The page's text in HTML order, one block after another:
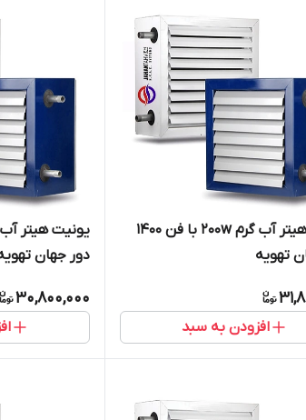
یونیت هیتر آب گرم 200w با فن 1400
تهویه
افزودن به سبد
دور جهان
30,800,000